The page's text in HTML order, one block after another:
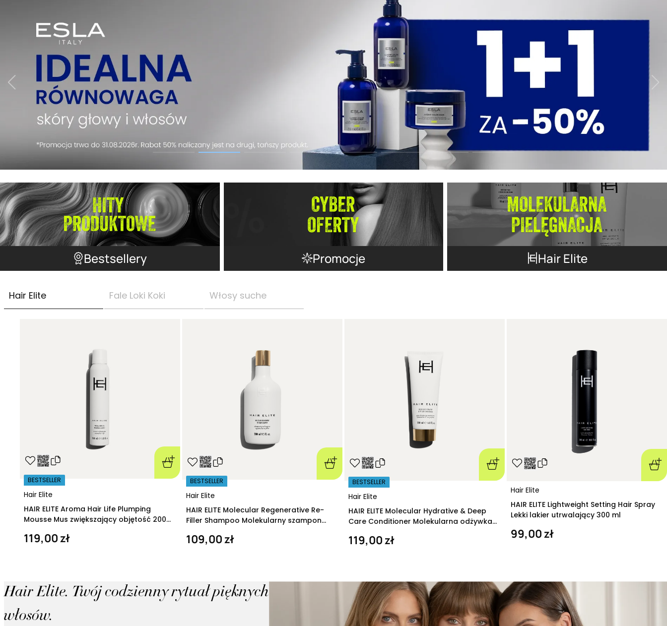
Bestsellery Promocje Hair Elite
Hair Elite Fale Loki Koki Włosy suche
Hair Elite
BESTSELLER
HAIR ELITE Aroma Hair Life Plumping
Mousse Mus zwiększający objętość 200
119,00 zł
Hair Elite
BESTSELLER
HAIR ELITE Molecular Regenerative Re-
Filler Shampoo Molekularny szampon
109,00 zł
Hair Elite
BESTSELLER
HAIR ELITE Molecular Hydrative & Deep
Care Conditioner Molekularna odżywka
119,00 zł
Hair Elite
HAIR ELITE Lightweight Setting Hair Spray
Lekki lakier utrwalający 300 ml
99,00 zł
Hair Elite. Twój codzienny rytuał pięknych
włosów.